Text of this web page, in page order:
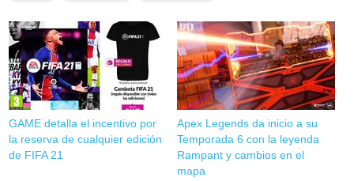
GAME detalla el incentivo por
la reserva de cualquier edición
de FIFA 21
Apex Legends da inicio a su
Temporada 6 con la leyenda
Rampant y cambios en el
mapa